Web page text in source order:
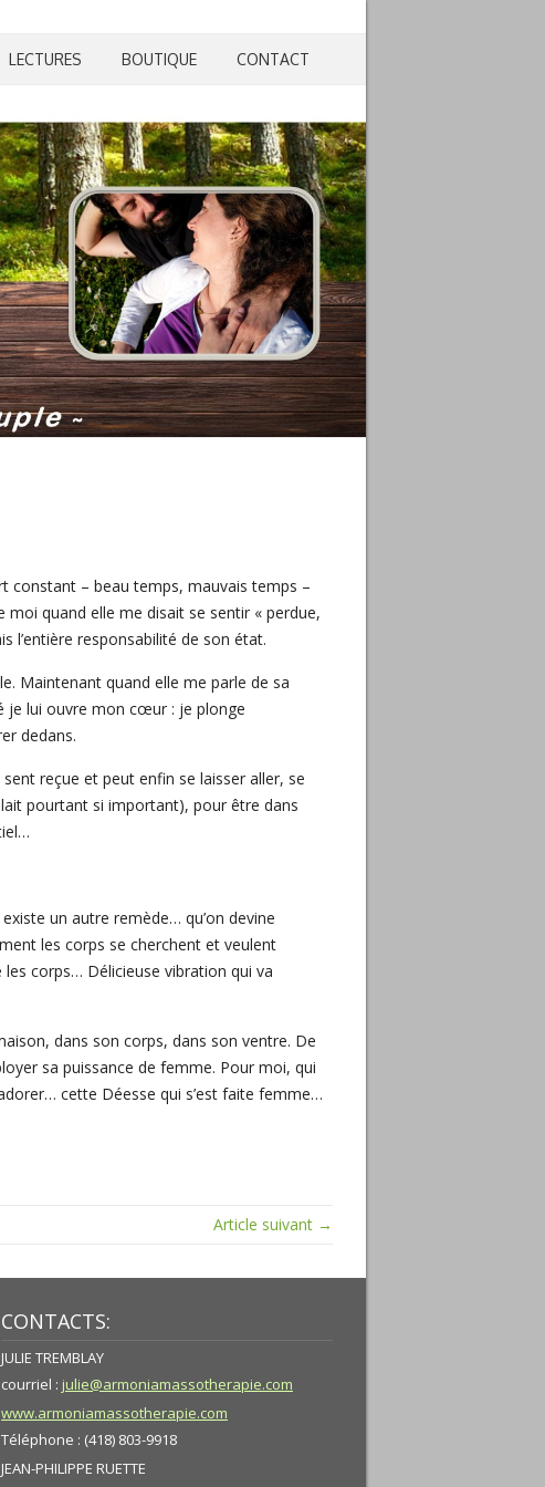
LECTURES BOUTIQUE CONTACT
constant – beau temps, mauvais temps –
moi quand elle me disait se sentir « perdue,
l’entière responsabilité de son état.
Maintenant quand elle me parle de sa
je lui ouvre mon cœur : je plonge
dedans.
reçue et peut enfin se laisser aller, se
pourtant si important), pour être dans
un autre remède… qu’on devine
les corps se cherchent et veulent
corps… Délicieuse vibration qui va
dans son corps, dans son ventre. De
sa puissance de femme. Pour moi, qui
cette Déesse qui s’est faite femme…
Article suivant →
CONTACTS:
JULIE TREMBLAY
courriel : julie@armoniamassotherapie.com
www.armoniamassotherapie.com
Téléphone : (418) 803-9918
JEAN-PHILIPPE RUETTE